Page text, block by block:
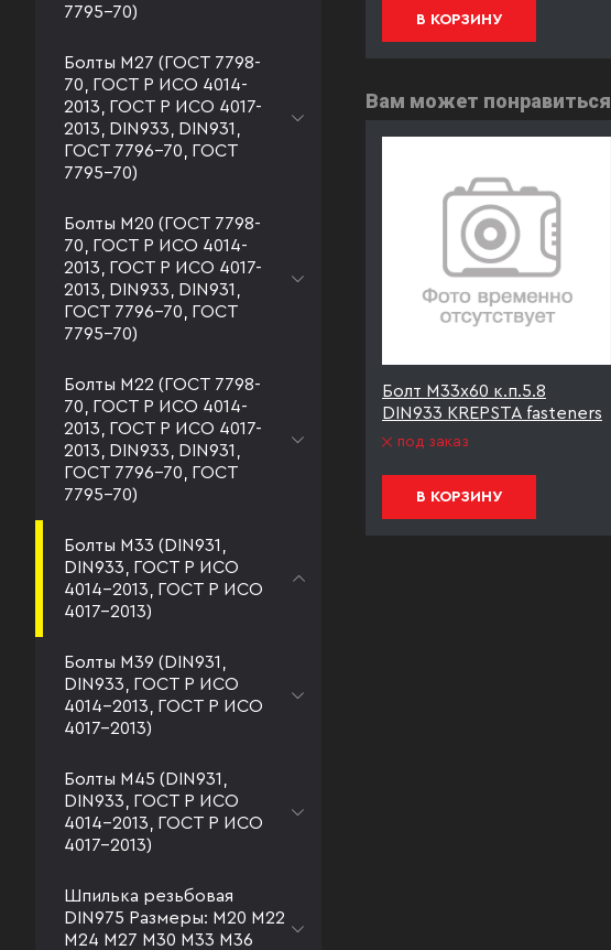
7795-70)
Болты М27 (ГОСТ 7798-
70, ГОСТ Р ИСО 4014-
2013, ГОСТ Р ИСО 4017-
2013, DIN933, DIN931,
ГОСТ 7796-70, ГОСТ
7795-70)
Болты М20 (ГОСТ 7798-
70, ГОСТ Р ИСО 4014-
2013, ГОСТ Р ИСО 4017-
2013, DIN933, DIN931,
ГОСТ 7796-70, ГОСТ
7795-70)
Болты М22 (ГОСТ 7798-
70, ГОСТ Р ИСО 4014-
2013, ГОСТ Р ИСО 4017-
2013, DIN933, DIN931,
ГОСТ 7796-70, ГОСТ
7795-70)
Болты М33 (DIN931,
DIN933, ГОСТ Р ИСО
4014-2013, ГОСТ Р ИСО
4017-2013)
Болты М39 (DIN931,
DIN933, ГОСТ Р ИСО
4014-2013, ГОСТ Р ИСО
4017-2013)
Болты М45 (DIN931,
DIN933, ГОСТ Р ИСО
4014-2013, ГОСТ Р ИСО
4017-2013)
Шпилька резьбовая
DIN975 Размеры: М20 М22
М24 М27 М30 М33 М36
В КОРЗИНУ
Вам может понравиться
Болт М33х60 к.п.8.8
DIN933 оцинк KREPSTA
fasteners
под заказ
Болт М33х60 к.п.5.8
DIN933 KREPSTA fasteners
под заказ
В КОРЗИНУ